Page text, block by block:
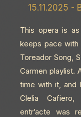
15.11.2025 -
This opera is
keeps pace with
Toreador Song,
Carmen playlist.
time with it, and
Clelia Cafiero,
entr’acte was